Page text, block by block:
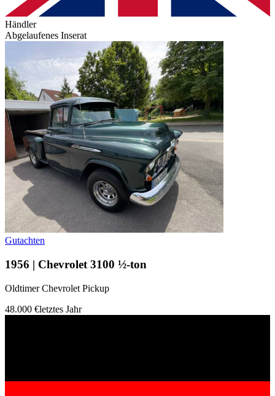
Händler
Abgelaufenes Inserat
Gutachten
1956 | Chevrolet 3100 ½-ton
Oldtimer Chevrolet Pickup
48.000 €letztes Jahr